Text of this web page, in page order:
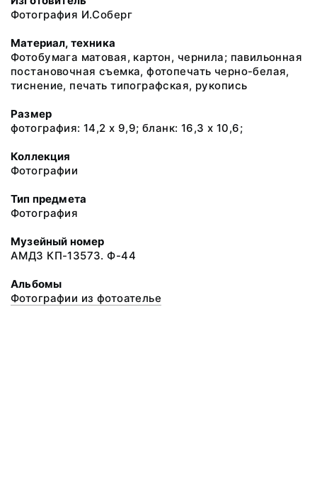
Фотография И.Соберг
Материал, техника
Фотобумага матовая, картон, чернила; павильонная
постановочная съемка, фотопечать черно-белая,
тиснение, печать типографская, рукопись
Размер
фотография: 14,2 х 9,9; бланк: 16,3 х 10,6;
Коллекция
Фотографии
Тип предмета
Фотография
Музейный номер
АМДЗ КП-13573. Ф-44
Альбомы
Фотографии из фотоателье